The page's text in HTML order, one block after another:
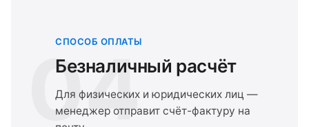
04
СПОСОБ ОПЛАТЫ
Безналичный расчёт
Для физических и юридических лиц —
менеджер отправит счёт-фактуру на